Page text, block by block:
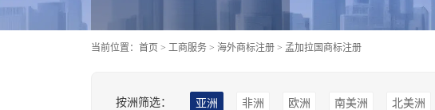
当前位置： 首页 > 工商服务 > 海外商标注册 > 孟加拉国商标注册
按洲筛选： 亚洲 非洲 欧洲 南美洲 北美洲